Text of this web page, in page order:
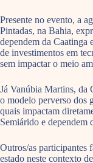
Presente no evento, a
Pintadas, na Bahia,
dependem da Caatinga
de investimentos em
sem impactar o meio
Já Vanúbia Martins, da
o modelo perverso dos
quais impactam
Semiárido e dependem
Outros/as participantes
estado neste contexto